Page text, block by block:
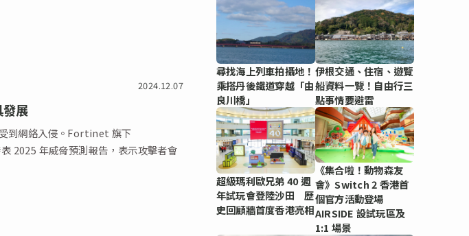
2024.12.07
展
到網絡入侵。Fortinet 旗下
2025 年威脅預測報告，表示攻擊者會
尋找海上列車拍攝地！
乘搭丹後鐵道穿越「由
良川橋」
伊根交通、住宿、遊覽
船資料一覽！自由行三
點事情要避雷
超級瑪利歐兄弟 40 週
年試玩會登陸沙田 歷
史回顧牆首度香港亮相
《集合啦！動物森友
會》Switch 2 香港首
個官方活動登場
AIRSIDE 設試玩區及
1:1 場景